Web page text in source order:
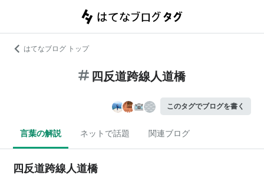
はてなブログ トップ
四反道跨線人道橋
このタグでブログを書く
言葉の解説 ネットで話題 関連ブログ
四反道跨線人道橋